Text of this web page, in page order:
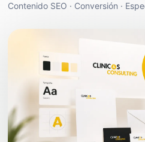
Contenido SEO · Conversión ·